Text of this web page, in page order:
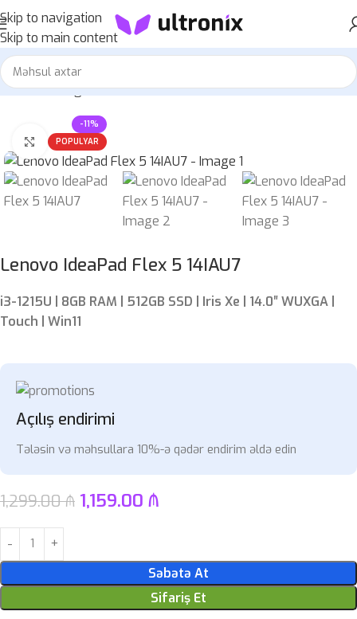
Skip to navigation
Skip to main content
Home»Mağaza»Lenovo IdeaPad Flex 5 14IAU7
-11%
POPULYAR
Böyütmək üçün klikləyin
Lenovo IdeaPad Flex 5 14IAU7
i3-1215U | 8GB RAM | 512GB SSD | Iris Xe | 14.0″ WUXGA |
Touch | Win11
Açılış endirimi
Tələsin və məhsullara 10%-ə qədər endirim əldə edin
1,299.00₼ 1,159.00 ₼
Səbətə At
Sifariş Et